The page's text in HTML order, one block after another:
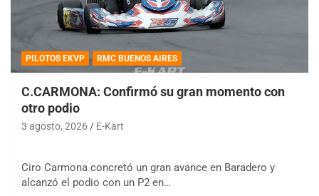
PILOTOS EKVP RMC BUENOS AIRES
C.CARMONA: Confirmó su gran momento con
otro podio
3 agosto, 2026 E-Kart
Ciro Carmona concretó un gran avance en Baradero y
alcanzó el podio con un P2 en…
IAME SERIES ARGENTINA 6